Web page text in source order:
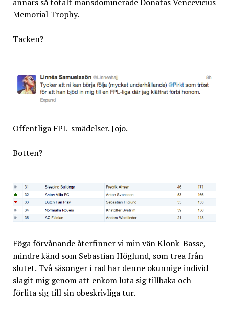
Memorial Trophy.
Tacken?
Offentliga FPL-smädelser. Jojo.
Botten?
Föga förvånande återfinner vi min vän Klonk-Basse,
mindre känd som Sebastian Höglund, som trea från
slutet. Två säsonger i rad har denne okunnige individ
slagit mig genom att enkom luta sig tillbaka och
förlita sig till sin obeskrivliga tur.